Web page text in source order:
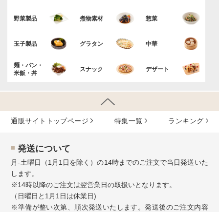
野菜製品 煮物素材 惣菜
玉子製品 グラタン 中華
麺・パン・
米飯・丼
スナック デザート
通販サイトトップページ 特集⼀覧 ランキング
発送について
月-土曜日（1月1日を除く）の14時までのご注文で当日発送いた
します。
※14時以降のご注文は翌営業日の取扱いとなります。
（日曜日と1月1日は休業日)
※準備が整い次第、順次発送いたします。発送後のご注文内容